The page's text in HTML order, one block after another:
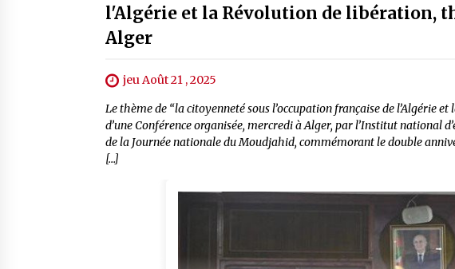
l'Algérie et la Révolution de libération,
Alger
jeu Août 21 , 2025
Le thème de “la citoyenneté sous l’occupation française de l’Algérie
d’une Conférence organisée, mercredi à Alger, par l’Institut national
de la Journée nationale du Moudjahid, commémorant le double
[…]